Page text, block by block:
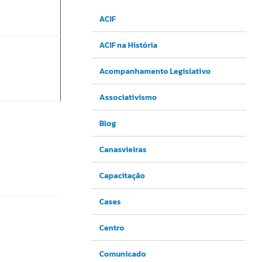
ACIF
ACIF na História
Acompanhamento Legislativo
Associativismo
Blog
Canasvieiras
Capacitação
Cases
Centro
Comunicado